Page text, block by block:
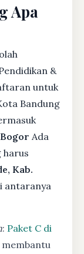
Apa
&
untuk
Bandung
Ada
harus
Kab.
antaranya
: Paket C di